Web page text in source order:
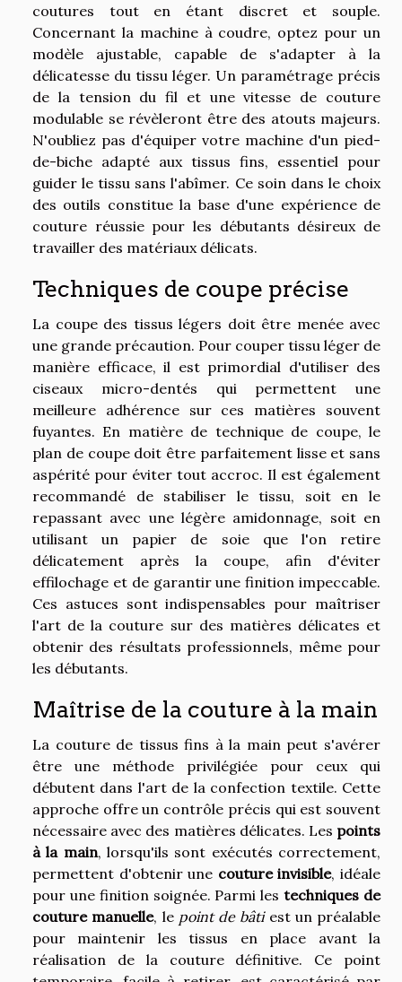
coutures tout en étant discret et souple.
Concernant la machine à coudre, optez pour un
modèle ajustable, capable de s'adapter à la
délicatesse du tissu léger. Un paramétrage précis
de la tension du fil et une vitesse de couture
modulable se révèleront être des atouts majeurs.
N'oubliez pas d'équiper votre machine d'un pied-
de-biche adapté aux tissus fins, essentiel pour
guider le tissu sans l'abîmer. Ce soin dans le choix
des outils constitue la base d'une expérience de
couture réussie pour les débutants désireux de
travailler des matériaux délicats.
Techniques de coupe précise
La coupe des tissus légers doit être menée avec
une grande précaution. Pour couper tissu léger de
manière efficace, il est primordial d'utiliser des
ciseaux micro-dentés qui permettent une
meilleure adhérence sur ces matières souvent
fuyantes. En matière de technique de coupe, le
plan de coupe doit être parfaitement lisse et sans
aspérité pour éviter tout accroc. Il est également
recommandé de stabiliser le tissu, soit en le
repassant avec une légère amidonnage, soit en
utilisant un papier de soie que l'on retire
délicatement après la coupe, afin d'éviter
effilochage et de garantir une finition impeccable.
Ces astuces sont indispensables pour maîtriser
l'art de la couture sur des matières délicates et
obtenir des résultats professionnels, même pour
les débutants.
Maîtrise de la couture à la main
La couture de tissus fins à la main peut s'avérer
être une méthode privilégiée pour ceux qui
débutent dans l'art de la confection textile. Cette
approche offre un contrôle précis qui est souvent
nécessaire avec des matières délicates. Les points
à la main, lorsqu'ils sont exécutés correctement,
permettent d'obtenir une couture invisible, idéale
pour une finition soignée. Parmi lestechniques de
couture manuelle, le point de bâtiest un préalable
pour maintenir les tissus en place avant la
réalisation de la couture définitive. Ce point